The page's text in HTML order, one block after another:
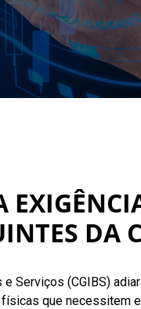
DA
(CGIBS)
que necessitem